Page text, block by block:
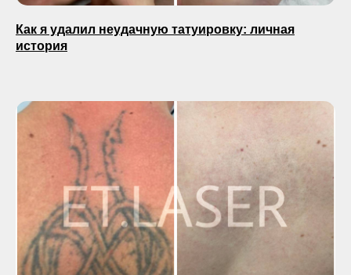
Как я удалил неудачную татуировку: личная
история